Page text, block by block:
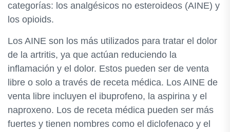
categorías: los analgésicos no esteroideos (AINE) y
los opioids.
Los AINE son los más utilizados para tratar el dolor
de la artritis, ya que actúan reduciendo la
inflamación y el dolor. Estos pueden ser de venta
libre o solo a través de receta médica. Los AINE de
venta libre incluyen el ibuprofeno, la aspirina y el
naproxeno. Los de receta médica pueden ser más
fuertes y tienen nombres como el diclofenaco y el